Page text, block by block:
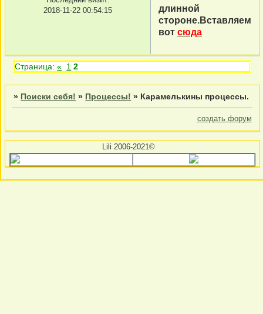
2018-11-22 00:54:15
длинной
стороне.Вставляем
вот сюда
Страница:« 1 2
» Поиски себя! » Процессы! » Карамелькины процессы.
создать форум
Lili 2006-2021©